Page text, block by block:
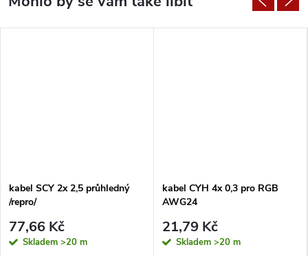
kabel SCY 2x 2,5 průhledný
/repro/
77,66 Kč
Skladem >20 m
kabel CYH 4x 0,3 pro RGB
AWG24
21,79 Kč
Skladem >20 m